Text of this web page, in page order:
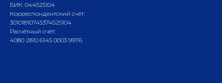
БИК: 044525104
Корреспондентский счёт:
30101810745374525104
Расчётный счёт:
4080 2810 6145 0003 9976